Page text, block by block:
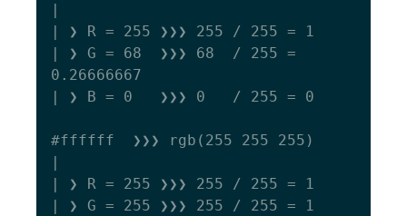
| ❯ R = 255 ❯❯❯ 255 / 255 = 1
| ❯ G = 68  ❯❯❯ 68  / 255 =
0.26666667
| ❯ B = 0   ❯❯❯ 0   / 255 = 0
#ffffff  ❯❯❯ rgb(255 255 255)
| ❯ R = 255 ❯❯❯ 255 / 255 = 1
| ❯ G = 255 ❯❯❯ 255 / 255 = 1